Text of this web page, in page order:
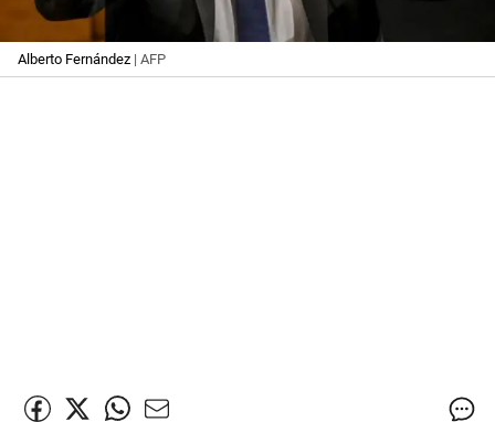
Alberto Fernández | AFP